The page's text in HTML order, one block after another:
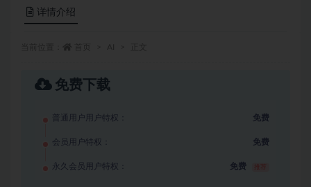
详情介绍
免费下载
普通用户用户特权： 免费
会员用户特权： 免费
永久会员用户特权： 免费